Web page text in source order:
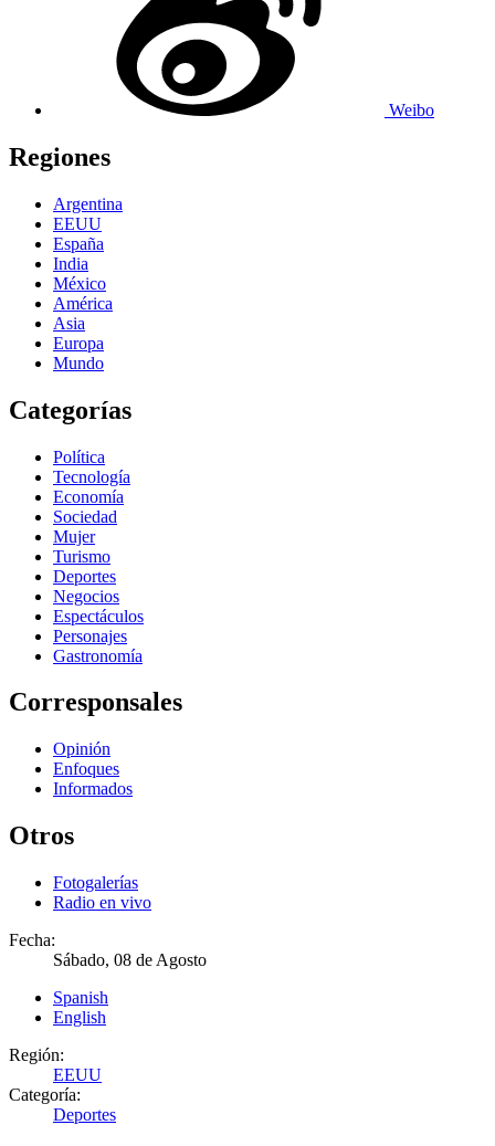
Weibo
Regiones
Argentina
EEUU
España
India
México
América
Asia
Europa
Mundo
Categorías
Política
Tecnología
Economía
Sociedad
Mujer
Turismo
Deportes
Negocios
Espectáculos
Personajes
Gastronomía
Corresponsales
Opinión
Enfoques
Informados
Otros
Fotogalerías
Radio en vivo
Fecha:
Sábado, 08 de Agosto
Spanish
English
Región:
EEUU
Categoría:
Deportes